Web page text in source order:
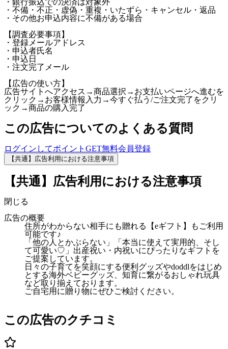
・銀行振込での決済は対象外
・不備・不正・虚偽・重複・いたずら・キャンセル・返品
・その他お申込内容に不備がある場合
【調査必要事項】
・登録メールアドレス
・申込者氏名
・申込日
・注文完了メール
【広告の使い方】
広告サイトへアクセス→商品選択→お支払いページへ進むを
クリック→お客様情報入力→今すぐ払う/ご注文完了をクリ
ック→商品の購入完了
この広告についてのよくある質問
ログインしてポイントGET無料会員登録
【共通】広告利用における注意事項
【共通】広告利用における注意事項
閉じる
広告の概要
住所がわからない相手にも贈れる【eギフト】もご利用
可能です♪
「他の人とかぶらない」「本当に使えて実用的、そし
て可愛い♡」出産祝い・内祝いにぴったりなギフトを
ご提案しています。
日々の子育てを笑顔にする便利グッズやdoddlをはじめ
とする海外ベビーグッズ、知育に繋がるおしゃれ玩具
など取り揃えております。
ご自宅用に贈り物にぜひご検討ください。
この広告のクチコミ